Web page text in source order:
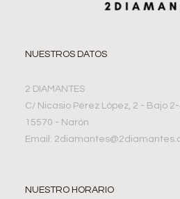
NUESTROS DATOS
2 DIAMANTES
C/ Nicasio Pérez López, 2 - Bajo
15570 - Narón
Email:
NUESTRO HORARIO